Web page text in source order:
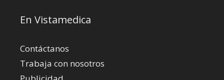
En Vistamedica
Contáctanos
Trabaja con nosotros